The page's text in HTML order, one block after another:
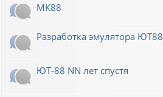
МК88
Разработка эмулятора ЮТ88
ЮТ-88 NN лет спустя